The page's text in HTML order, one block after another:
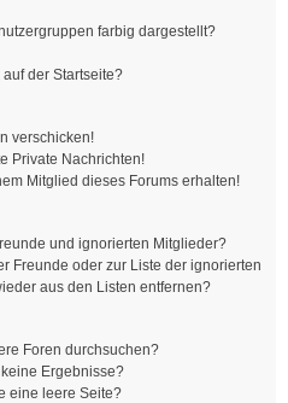
farbig dargestellt?
auf der Startseite?
verschicken!
Private Nachrichten!
Mitglied dieses Forums erhalten!
und ignorierten Mitglieder?
Freunde oder zur Liste der ignorierten
aus den Listen entfernen?
Foren durchsuchen?
Ergebnisse?
eine leere Seite?